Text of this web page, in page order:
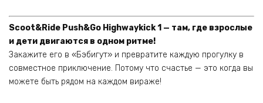
Scoot&Ride Push&Go Highwaykick 1 — там, где взрослые
и дети двигаются в одном ритме!
Закажите его в «Бэбигут» и превратите каждую прогулку в
совместное приключение. Потому что счастье — это когда вы
можете быть рядом на каждом вираже!